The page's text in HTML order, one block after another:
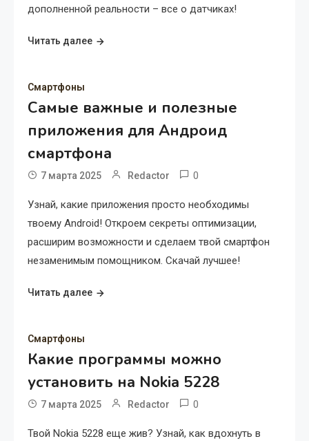
дополненной реальности – все о датчиках!
Читать далее
Смартфоны
Самые важные и полезные
приложения для Андроид
смартфона
7 марта 2025 Redactor 0
Узнай, какие приложения просто необходимы
твоему Android! Откроем секреты оптимизации,
расширим возможности и сделаем твой смартфон
незаменимым помощником. Скачай лучшее!
Читать далее
Смартфоны
Какие программы можно
установить на Nokia 5228
7 марта 2025 Redactor 0
Твой Nokia 5228 еще жив? Узнай, как вдохнуть в